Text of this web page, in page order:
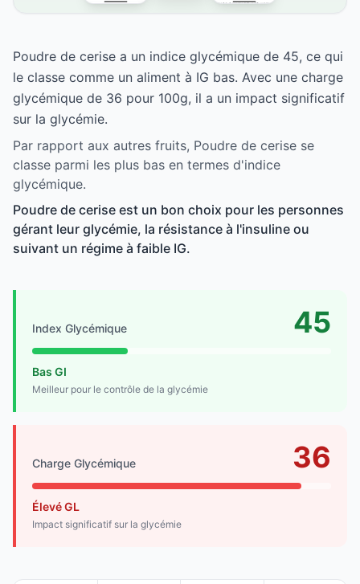
Poudre de cerise a un indice glycémique de 45, ce qui
le classe comme un aliment à IG bas. Avec une charge
glycémique de 36 pour 100g, il a un impact significatif
sur la glycémie.
Par rapport aux autres fruits, Poudre de cerise se
classe parmi les plus bas en termes d'indice
glycémique.
Poudre de cerise est un bon choix pour les personnes
gérant leur glycémie, la résistance à l'insuline ou
suivant un régime à faible IG.
Index Glycémique 45
Bas GI
Meilleur pour le contrôle de la glycémie
Charge Glycémique 36
Élevé GL
Impact significatif sur la glycémie